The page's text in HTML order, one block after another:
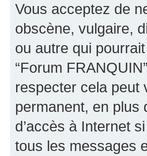
Vous acceptez de
obscène, vulgaire,
ou autre qui
“Forum
respecter cela peut
permanent, en plus
d’accès à Internet
tous les messages